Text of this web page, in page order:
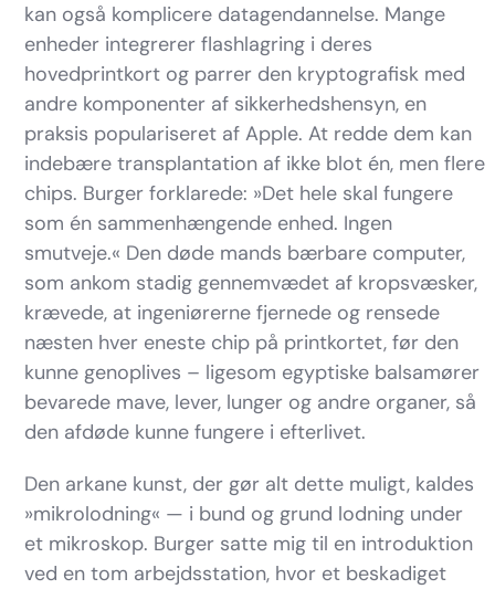
kan også komplicere datagendannelse. Mange
enheder integrerer flashlagring i deres
hovedprintkort og parrer den kryptografisk med
andre komponenter af sikkerhedshensyn, en
praksis populariseret af Apple. At redde dem kan
indebære transplantation af ikke blot én, men flere
chips. Burger forklarede: »Det hele skal fungere
som én sammenhængende enhed. Ingen
smutveje.« Den døde mands bærbare computer,
som ankom stadig gennemvædet af kropsvæsker,
krævede, at ingeniørerne fjernede og rensede
næsten hver eneste chip på printkortet, før den
kunne genoplives – ligesom egyptiske balsamører
bevarede mave, lever, lunger og andre organer, så
den afdøde kunne fungere i efterlivet.
Den arkane kunst, der gør alt dette muligt, kaldes
»mikrolodning« — i bund og grund lodning under
et mikroskop. Burger satte mig til en introduktion
ved en tom arbejdsstation, hvor et beskadiget